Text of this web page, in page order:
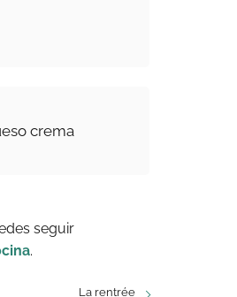
crema
seguir
.
La rentrée